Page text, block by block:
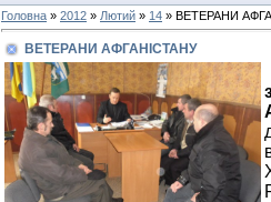
Головна » 2012 » Лютий » 14 » ВЕТЕРАНИ
ВЕТЕРАНИ АФГАНІСТАНУ